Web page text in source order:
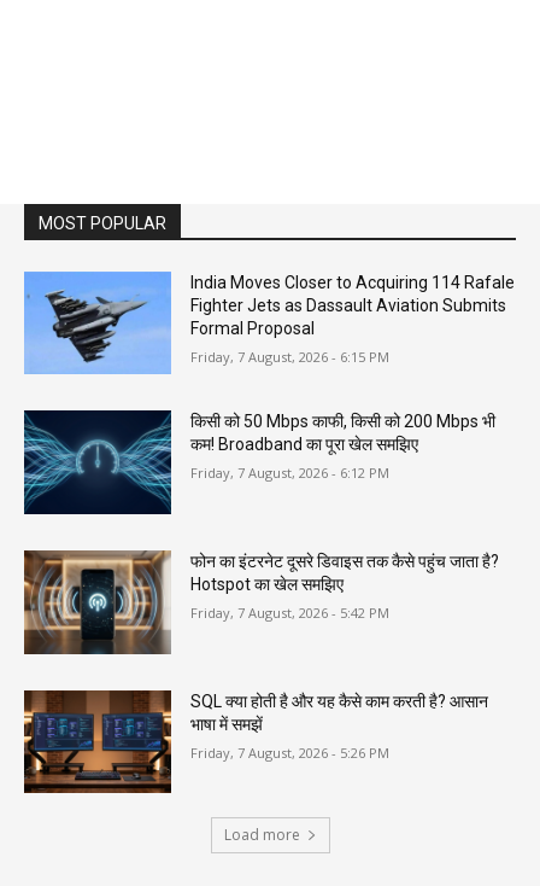
MOST POPULAR
India Moves Closer to Acquiring 114 Rafale
Fighter Jets as Dassault Aviation Submits
Formal Proposal
Friday, 7 August, 2026 - 6:15 PM
किसी को 50 Mbps काफी, किसी को 200 Mbps भी
कम! Broadband का पूरा खेल समझिए
Friday, 7 August, 2026 - 6:12 PM
फोन का इंटरनेट दूसरे डिवाइस तक कैसे पहुंच जाता है?
Hotspot का खेल समझिए
Friday, 7 August, 2026 - 5:42 PM
SQL क्या होती है और यह कैसे काम करती है? आसान
भाषा में समझें
Friday, 7 August, 2026 - 5:26 PM
Load more